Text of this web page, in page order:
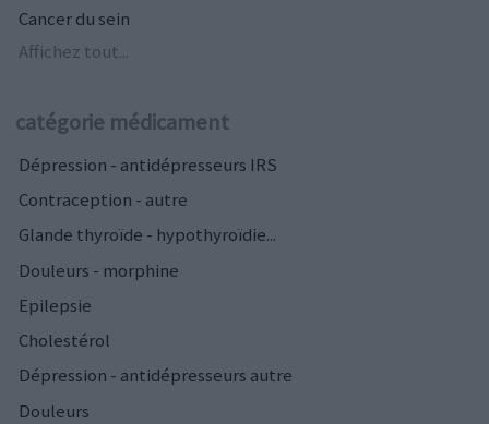
Cancer du sein
Affichez tout...
catégorie médicament
Dépression - antidépresseurs IRS
Contraception - autre
Glande thyroïde - hypothyroïdie...
Douleurs - morphine
Epilepsie
Cholestérol
Dépression - antidépresseurs autre
Douleurs